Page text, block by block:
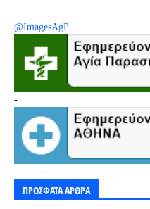
@ImagesAgP
-
-
ΠΡΟΣΦΑΤΑ ΑΡΘΡΑ